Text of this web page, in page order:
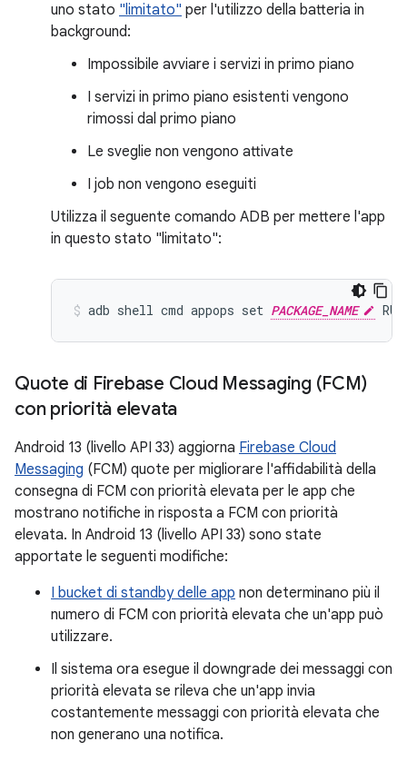
uno stato "limitato" per l'utilizzo della batteria in
background:
Impossibile avviare i servizi in primo piano
I servizi in primo piano esistenti vengono
rimossi dal primo piano
Le sveglie non vengono attivate
I job non vengono eseguiti
Utilizza il seguente comando ADB per mettere l'app
in questo stato "limitato":
adb shell cmd appops set PACKAGE_NAME
Quote di Firebase Cloud Messaging (FCM)
con priorità elevata
Android 13 (livello API 33) aggiorna Firebase Cloud
Messaging (FCM) quote per migliorare l'affidabilità della
consegna di FCM con priorità elevata per le app che
mostrano notifiche in risposta a FCM con priorità
elevata. In Android 13 (livello API 33) sono state
apportate le seguenti modifiche:
I bucket di standby delle app non determinano più il
numero di FCM con priorità elevata che un'app può
utilizzare.
Il sistema ora esegue il downgrade dei messaggi con
priorità elevata se rileva che un'app invia
costantemente messaggi con priorità elevata che
non generano una notifica.